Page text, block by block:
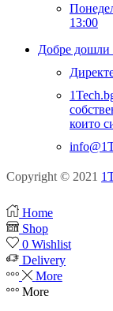
13:00
Добре дошли
които
Copyright © 2021
Home
Shop
0 Wishlist
Delivery
More
More